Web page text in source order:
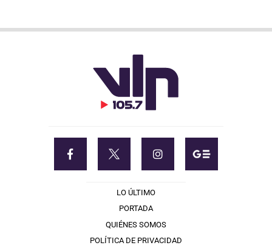
LO ÚLTIMO
PORTADA
QUIÉNES SOMOS
POLÍTICA DE PRIVACIDAD